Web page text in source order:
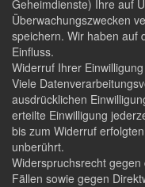
Geheimdienste) Ihre auf
Überwachungszwecken
speichern. Wir haben auf
Einfluss.
Widerruf Ihrer
Viele
ausdrücklichen
erteilte Einwilligung
bis zum Widerruf
unberührt.
Widerspruchsrecht
Fällen sowie gegen